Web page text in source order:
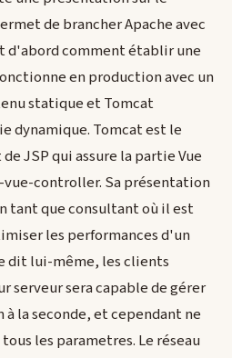
de brancher Apache avec
d'abord comment établir une
en production avec un
statique et Tomcat
dynamique. Tomcat est le
JSP qui assure la partie Vue
controller. Sa présentation
tant que consultant où il est
les performances d'un
dit lui-même, les clients
serveur sera capable de gérer
la seconde, et cependant ne
les parametres. Le réseau